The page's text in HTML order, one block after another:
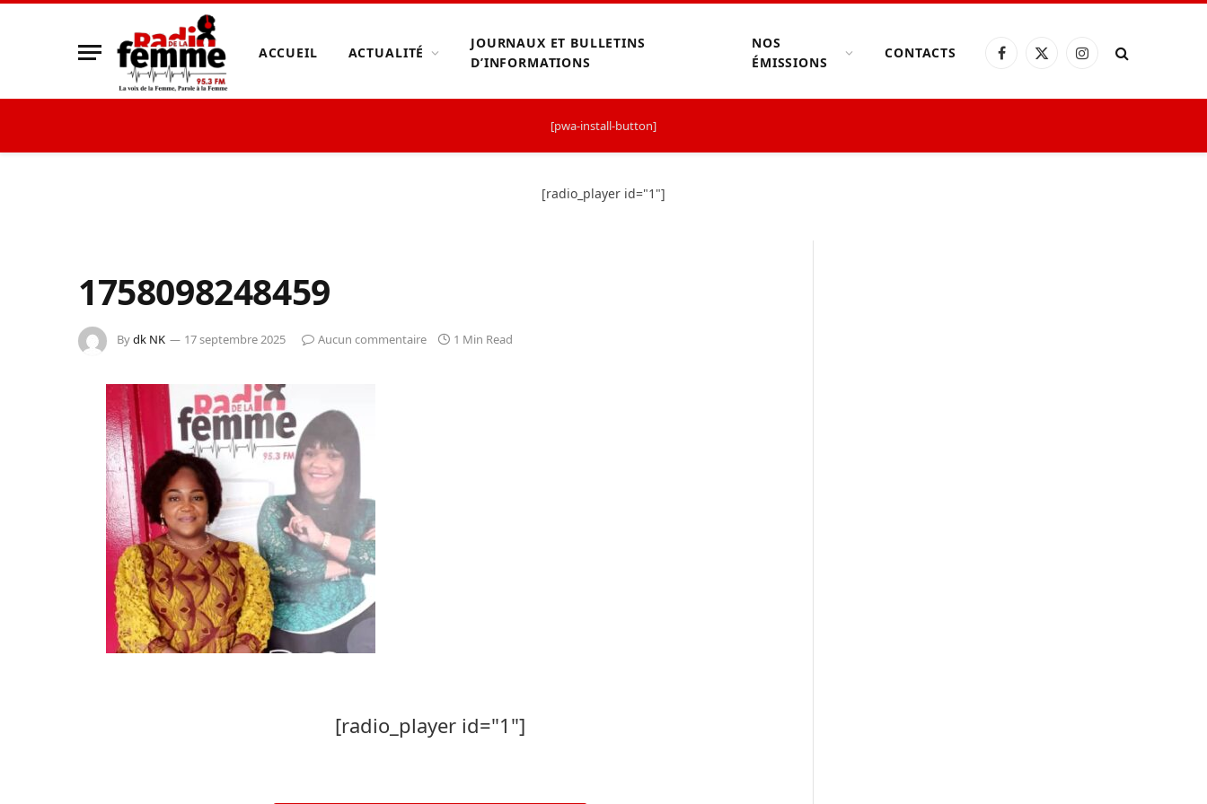
ACCUEIL ACTUALITÉ
JOURNAUX ET BULLETINS
D’INFORMATIONS
NOS
ÉMISSIONS
CONTACTS Facebook
X
Instagram
[pwa-install-button]
[radio_player id="1"]
1758098248459
Bydk NK 17 septembre 2025 Aucun commentaire 1 Min Read
[radio_player id="1"]